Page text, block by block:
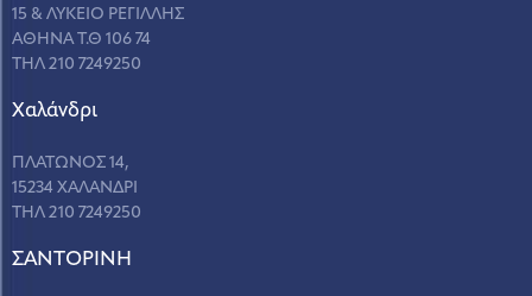
15 & ΛΥΚΕΙΟ ΡΕΓΙΛΛΗΣ
ΑΘΗΝΑ Τ.Θ 106 74
ΤΗΛ 210 7249250
Χαλάνδρι
ΠΛΑΤΩΝΟΣ 14,
15234 ΧΑΛΑΝΔΡΙ
ΤΗΛ 210 7249250
ΣANΤΟΡΙΝΗ